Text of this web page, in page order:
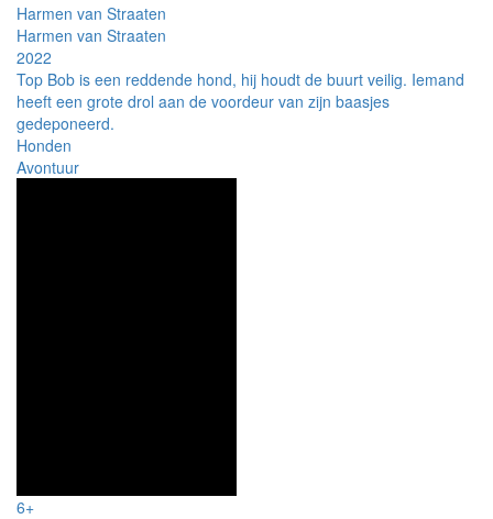
Harmen van Straaten
Harmen van Straaten
2022
Top Bob is een reddende hond, hij houdt de buurt veilig. Iemand
heeft een grote drol aan de voordeur van zijn baasjes
gedeponeerd.
Honden
Avontuur
6+